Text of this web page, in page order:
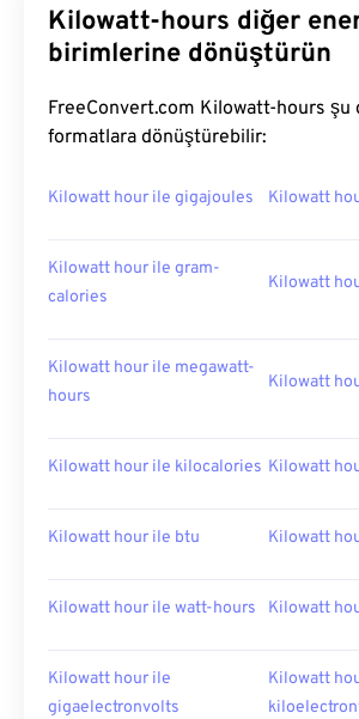
Kilowatt-hours diğer
birimlerine dönüştürün
FreeConvert.com Kilowatt-hours şu
formatlara dönüştürebilir:
Kilowatt hour ile gigajoules Kilowatt
Kilowatt hour ile gram-
calories
Kilowatt
Kilowatt hour ile megawatt-
hours
Kilowatt
Kilowatt hour ile kilocalories Kilowatt
Kilowatt hour ile btu Kilowatt
Kilowatt hour ile watt-hours Kilowatt
Kilowatt hour ile
gigaelectronvolts
Kilowatt